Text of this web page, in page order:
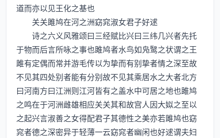
道而亦以见王化之基也
关关雎鸠在河之洲窈窕淑女君子好逑
诗之六义风雅颂曰三经赋比兴曰三纬几兴者先托
于物而后言所咏之事也雎鸠者水鸟如凫鹥之状谓之王
雎有定偶而常并游毛传以为挚而有别挚者情之深至故
不见其四处别者能有分别故不见其乘居水之大者北方
曰河南方曰江洲则江河皆有之盖水中可居之地也雎鸠
之鸣在于河洲雌雄相应关关其和故宫人因大姒之至以
之起兴言淑善之女得配君子其德性之美亦若雎鸠也窈
窕者德之深密异于轻薄一云窈窕者幽闲也好逑谓夫妇